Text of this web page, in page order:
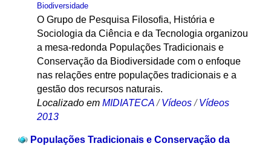
Biodiversidade
O Grupo de Pesquisa Filosofia, História e
Sociologia da Ciência e da Tecnologia organizou
a mesa-redonda Populações Tradicionais e
Conservação da Biodiversidade com o enfoque
nas relações entre populações tradicionais e a
gestão dos recursos naturais.
Localizado em MIDIATECA /Vídeos /Vídeos
2013
Populações Tradicionais e Conservação da